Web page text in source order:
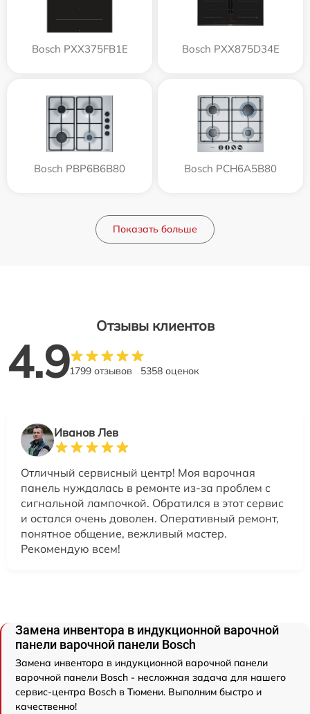
Bosch PXX375FB1E Bosch PXX875D34E
Bosch PBP6B6B80 Bosch PCH6A5B80
Показать больше
Отзывы клиентов
4.91799 отзывов 5358 оценок
Иванов Лев
Отличный сервисный центр! Моя варочная
панель нуждалась в ремонте из-за проблем с
сигнальной лампочкой. Обратился в этот сервис
и остался очень доволен. Оперативный ремонт,
понятное общение, вежливый мастер.
Рекомендую всем!
Замена инвентора в индукционной варочной
панели варочной панели Bosch
Замена инвентора в индукционной варочной панели
варочной панели Bosch - несложная задача для нашего
сервис-центра Bosch в Тюмени. Выполним быстро и
качественно!